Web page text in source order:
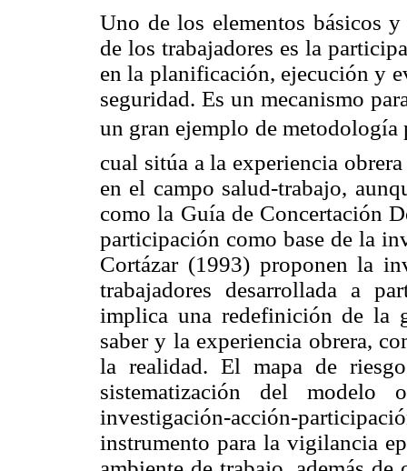
Uno de los elementos básicos
de los trabajadores es la
en la planificación, ejecución y
seguridad. Es un mecanismo
un gran ejemplo de metodología
cual sitúa a la experiencia
en el campo salud-trabajo,
como la Guía de Concertación
participación como base de la
Cortázar (1993) proponen la
trabajadores desarrollada a
implica una redefinición de la
saber y la experiencia obrera,
la realidad. El mapa de
sistematización del
investigación-acción-
instrumento para la vigilancia